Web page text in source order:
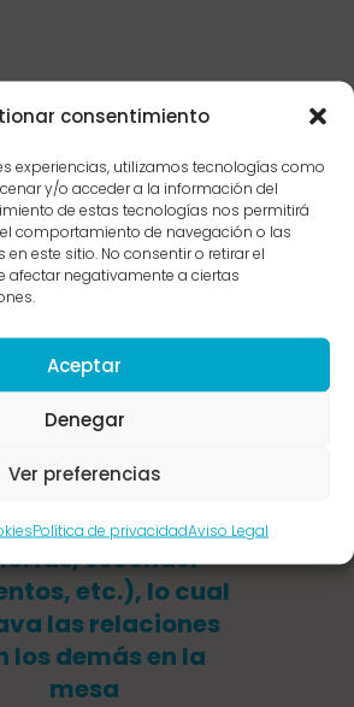
consentimiento
experiencias, utilizamos tecnologías como
y/o acceder a la información del
de estas tecnologías nos permitirá
comportamiento de navegación o las
este sitio. No consentir o retirar el
afectar negativamente a ciertas
Aceptar
Denegar
Ver preferencias
Política de privacidadAviso Legal
TCA suelen
con un
de restricción
que se va
cada vez
exigente. Pueden
rituales
con la
(comer lento,
en pequeñas
contar
esconder
etc.), lo cual
las relaciones
los demás en la
mesa